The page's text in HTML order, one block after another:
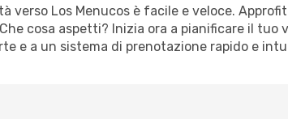
verso Los Menucos è facile e veloce.
cosa aspetti? Inizia ora a pianificare il tuo
e a un sistema di prenotazione rapido e